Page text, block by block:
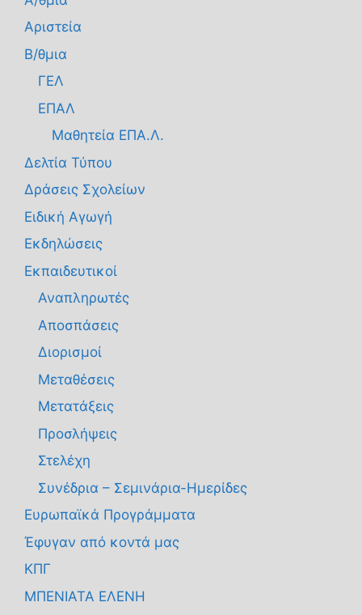
Αριστεία
Β/θμια
ΓΕΛ
ΕΠΑΛ
Μαθητεία ΕΠΑ.Λ.
Δελτία Τύπου
Δράσεις Σχολείων
Ειδική Αγωγή
Εκδηλώσεις
Εκπαιδευτικοί
Αναπληρωτές
Αποσπάσεις
Διορισμοί
Μεταθέσεις
Μετατάξεις
Προσλήψεις
Στελέχη
Συνέδρια – Σεμινάρια-Ημερίδες
Ευρωπαϊκά Προγράμματα
Έφυγαν από κοντά μας
ΚΠΓ
ΜΠΕΝΙΑΤΑ ΕΛΕΝΗ